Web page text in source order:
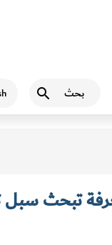
تبحث سبل